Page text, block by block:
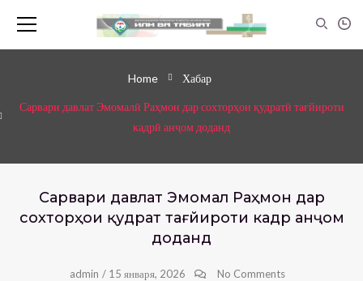
Home Хабар
Сарвари давлат Эмомалӣ Раҳмон дар сохторҳои қудратӣ тағйироти
кадрӣ анҷом доданд
Сарвари давлат Эмомалӣ Раҳмон дар
сохторҳои қудратӣ тағйироти кадрӣ анҷом
доданд
admin / 15 января, 2026 No Comments